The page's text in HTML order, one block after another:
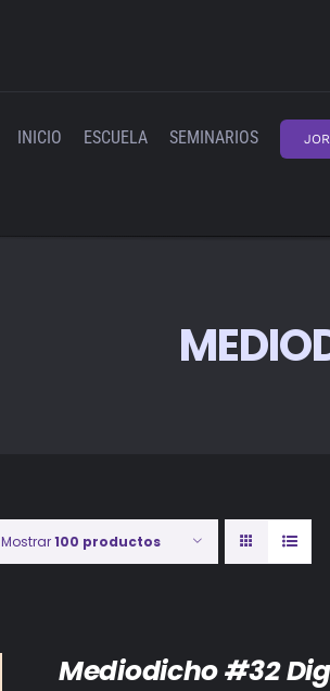
INICIO ESCUELA SEMINARIOS
Mostrar100 productos
Mediodicho #32